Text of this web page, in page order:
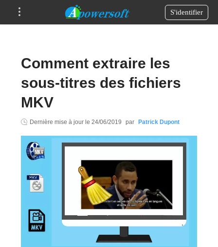
S'identifier
Comment extraire les
sous-titres des fichiers
MKV
Dernière mise à jour le 24/06/2019 par Patrick Dupont